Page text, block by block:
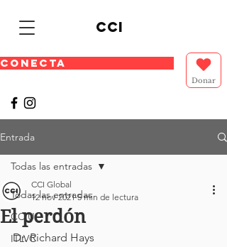
cci
CONECTA
Donar
Entrada
Todas las entradas
CCIU
ITLVC
Todas las entradas
El perdón
CCI Global
12 nov 2021 5 min de lectura
Dr. Richard Hays